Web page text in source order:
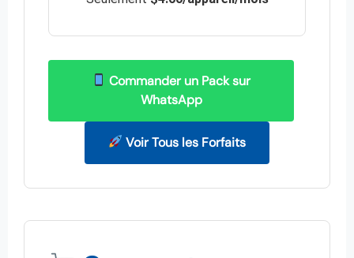
Commander un Pack sur
WhatsApp
Voir Tous les Forfaits